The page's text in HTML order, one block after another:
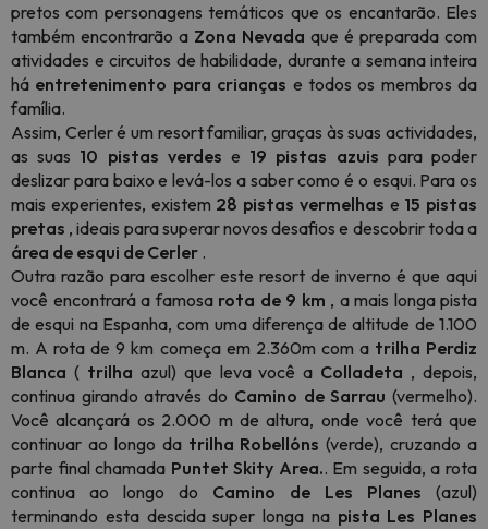
pretos com personagens temáticos que os encantarão. Eles
também encontrarão a Zona Nevada que é preparada com
atividades e circuitos de habilidade, durante a semana inteira
há entretenimento para crianças e todos os membros da
família.
Assim, Cerler é um resort familiar, graças às suas actividades,
as suas 10 pistas verdes e 19 pistas azuis para poder
deslizar para baixo e levá-los a saber como é o esqui. Para os
mais experientes, existem 28 pistas vermelhas e 15 pistas
pretas , ideais para superar novos desafios e descobrir toda a
área de esqui de Cerler .
Outra razão para escolher este resort de inverno é que aqui
você encontrará a famosa rota de 9 km , a mais longa pista
de esqui na Espanha, com uma diferença de altitude de 1.100
m. A rota de 9 km começa em 2.360m com a trilha Perdiz
Blanca ( trilha azul) que leva você a Colladeta , depois,
continua girando através do Camino de Sarrau (vermelho).
Você alcançará os 2.000 m de altura, onde você terá que
continuar ao longo da trilha Robellóns (verde), cruzando a
parte final chamada Puntet Skity Area.. Em seguida, a rota
continua ao longo do Camino de Les Planes (azul)
terminando esta descida super longa na pista Les Planes